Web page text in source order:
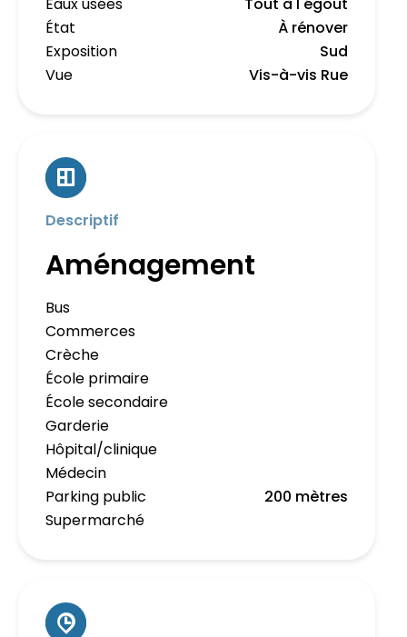
État
À rénover
Exposition
Sud
Vue
Vis-à-vis Rue
Descriptif
Aménagement
Bus
Commerces
Crèche
École primaire
École secondaire
Garderie
Hôpital/clinique
Médecin
Parking public
200 mètres
Supermarché